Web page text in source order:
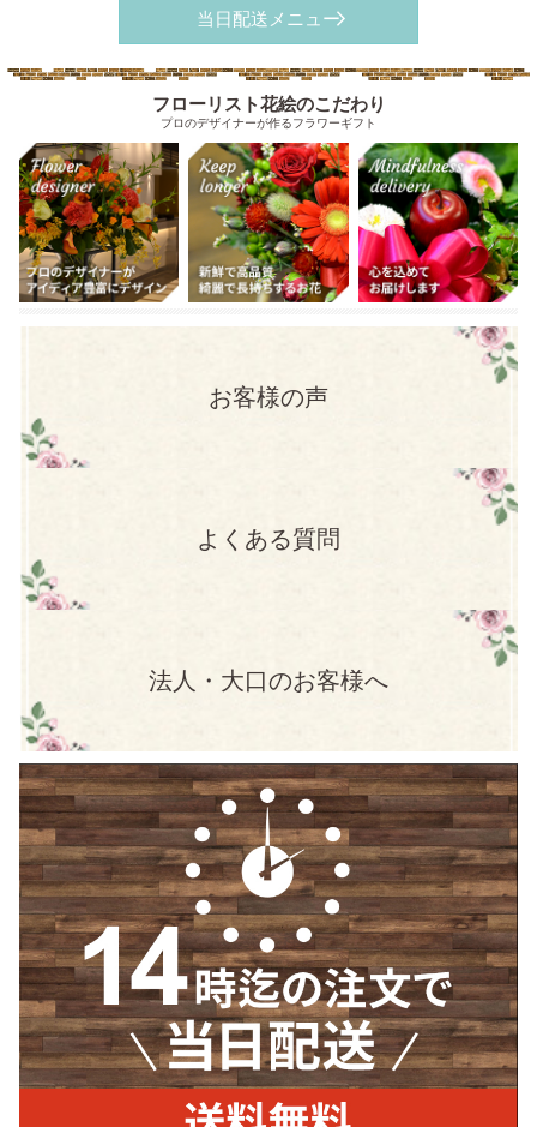
当日配送メニュー
フローリスト花絵のこだわり
プロのデザイナーが作るフラワーギフト
お客様の声
よくある質問
法人・大口のお客様へ